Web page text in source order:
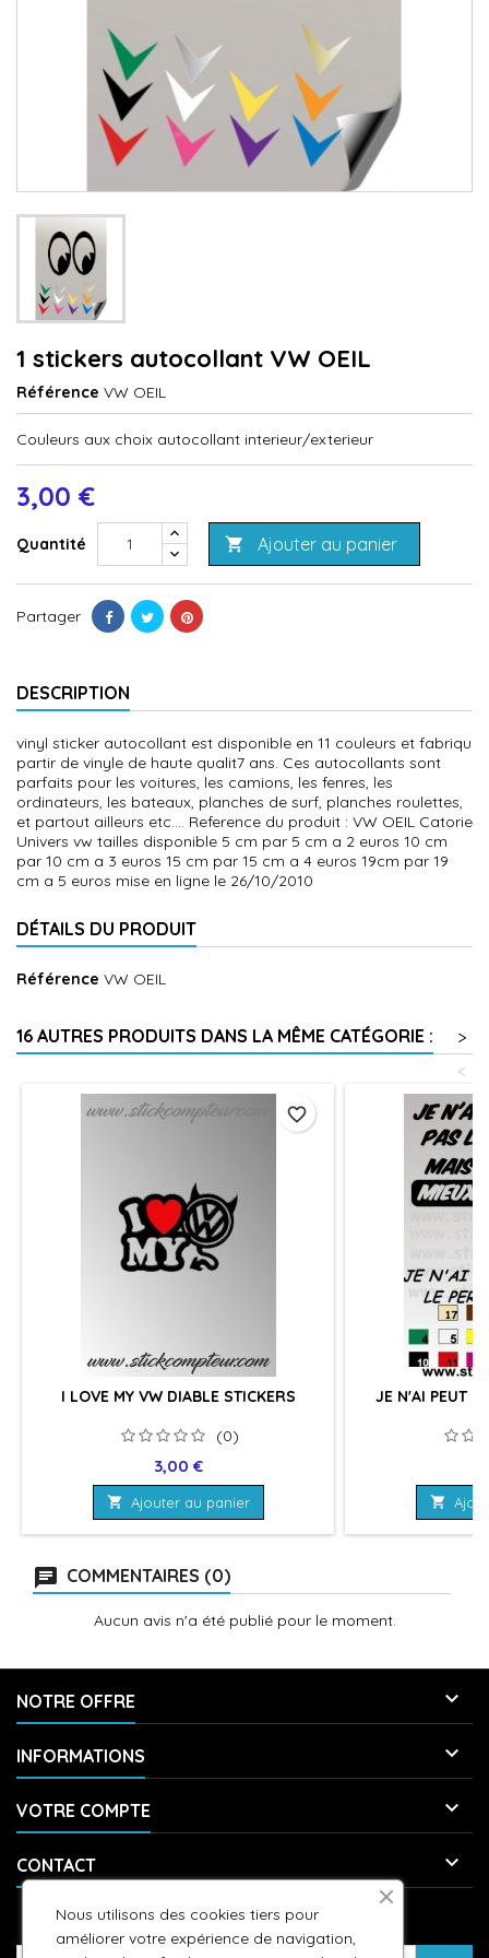
1 stickers autocollant VW OEIL
Référence VW OEIL
Couleurs aux choix autocollant interieur/exterieur
3,00 €
Quantité  Ajouter au panier
Partager
DESCRIPTION
vinyl sticker autocollant est disponible en 11 couleurs et fabriqu
partir de vinyle de haute qualit7 ans. Ces autocollants sont
parfaits pour les voitures, les camions, les fenres, les
ordinateurs, les bateaux, planches de surf, planches roulettes,
et partout ailleurs etc.... Reference du produit : VW OEIL Catorie
Univers vw tailles disponible 5 cm par 5 cm a 2 euros 10 cm
par 10 cm a 3 euros 15 cm par 15 cm a 4 euros 19cm par 19
cm a 5 euros mise en ligne le 26/10/2010
DÉTAILS DU PRODUIT
Référence VW OEIL
16 AUTRES PRODUITS DANS LA MÊME CATÉGORIE :
>
<
I LOVE MY VW DIABLE STICKERS
(0)
Prix
3,00 €
 Ajouter au panier
favorite_border
JE N'AI PEUT

COMMENTAIRES (0)
Aucun avis n'a été publié pour le moment.
NOTRE OFFRE 
INFORMATIONS 
VOTRE COMPTE 
CONTACT 
LETTRE D'INFORMATIONS
Nous utilisons des cookies tiers pour
améliorer votre expérience de navigation,